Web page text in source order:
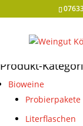
Produkt-
Bioweine
Probierpakete
Literflaschen